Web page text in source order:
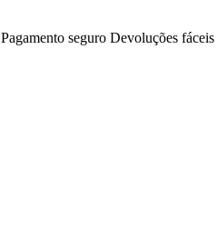
Pagamento seguro Devoluções fáceis